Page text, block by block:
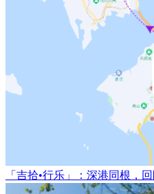
「吉拾•行乐」：深港同根，